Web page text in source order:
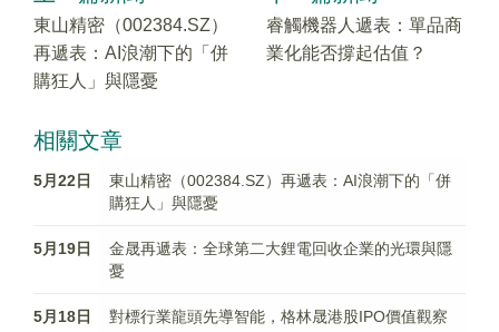
東山精密（002384.SZ）
再遞表：AI浪潮下的「併
購狂人」與隱憂
睿觸機器人遞表：單品商
業化能否撐起估值？
相關文章
5月22日
東山精密（002384.SZ）再遞表：AI浪潮下的「併
購狂人」與隱憂
5月19日
金晟再遞表：全球第二大鋰電回收企業的光環與隱
憂
5月18日 對標行業龍頭先導智能，格林晟港股IPO價值觀察